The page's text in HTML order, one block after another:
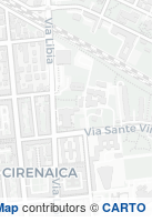
contributors ©CARTO